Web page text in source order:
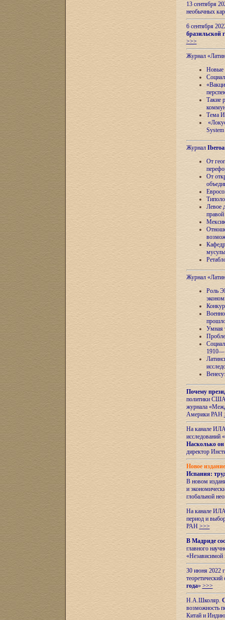
13 сентября
необычных
6 сентября
бразильской
>>>
Журнал
Новые
Такие
Тема
Журнал
От
От
Левое
Журнал
Роль
Умная
Почему
политики США
журнала
Америки РАН
На канале ИЛА
исследований «
Насколько он
директор
Новое
Испания:
В новом
и
глобальной
На канале
период и
РАН >>>
В Мадриде
главного
«Независимой
30 июня 2022
года» >>>
Н.А.Школяр.
возможность
Китай и